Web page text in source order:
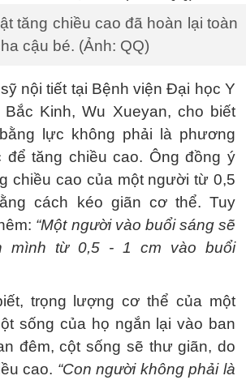
tăng chiều cao đã hoàn lại toàn
cậu bé. (Ảnh: QQ)
nội tiết tại Bệnh viện Đại học Y
Kinh, Wu Xueyan, cho biết
lực không phải là phương
để tăng chiều cao. Ông đồng ý
chiều cao của một người từ 0,5
cách kéo giãn cơ thể. Tuy
“Một người vào buổi sáng sẽ
mình từ 0,5 - 1 cm vào buổi
trọng lượng cơ thể của một
sống của họ ngắn lại vào ban
đêm, cột sống sẽ thư giãn, do
cao. “Con người không phải là